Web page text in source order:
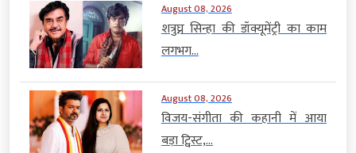
August 08, 2026
शत्रुघ्न सिन्हा की डॉक्यूमेंट्री का काम
लगभग...
August 08, 2026
विजय-संगीता की कहानी में आया
बड़ा ट्विस्ट,...